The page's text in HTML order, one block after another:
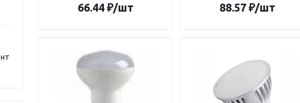
66.44₽/шт 88.57₽/шт